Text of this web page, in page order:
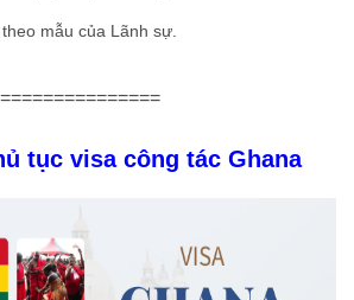
mẫu của Lãnh sự.
tục visa công tác Ghana